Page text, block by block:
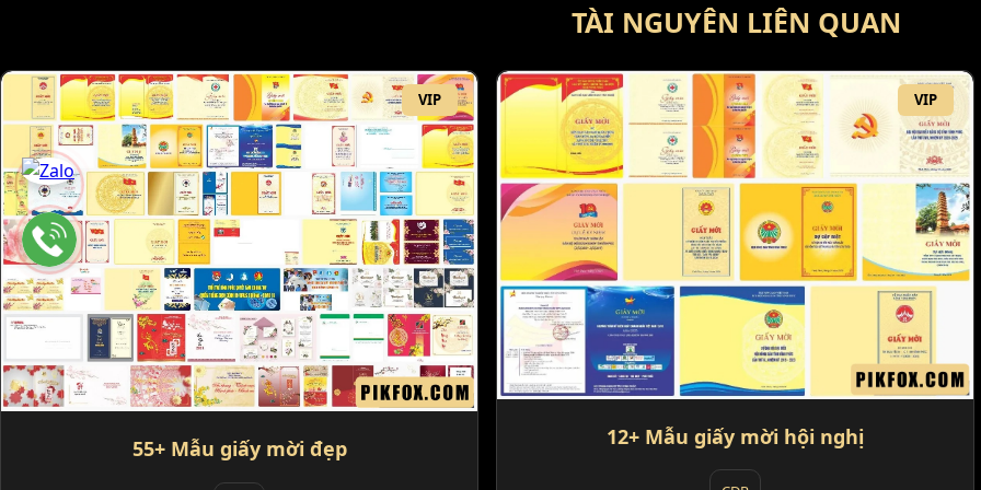
TÀI NGUYÊN LIÊN QUAN
VIP
55+ Mẫu giấy mời đẹp
VIP
12+ Mẫu giấy mời hội nghị